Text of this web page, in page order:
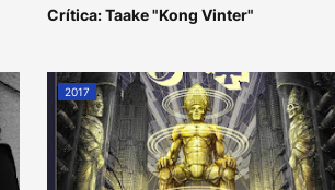
Crítica: Taake "Kong Vinter"
2017